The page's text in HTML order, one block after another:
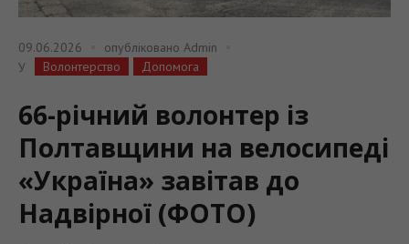
09.06.2026 опубліковано Admin
У
Волонтерство Допомога
66-річний волонтер із
Полтавщини на велосипеді
«Україна» завітав до
Надвірної (ФОТО)